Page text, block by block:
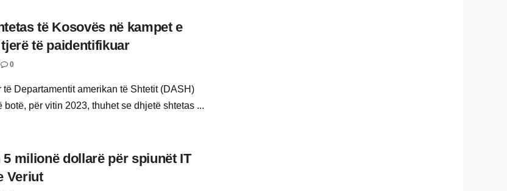
të Kosovës në kampet e
të paidentifikuar
0
të Departamentit amerikan të Shtetit (DASH)
botë, për vitin 2023, thuhet se dhjetë shtetas ...
milionë dollarë për spiunët IT
Veriut